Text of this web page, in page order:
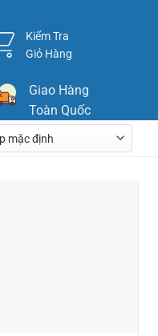
Kiểm Tra
Giỏ Hàng
Giao Hàng
Toàn Quốc